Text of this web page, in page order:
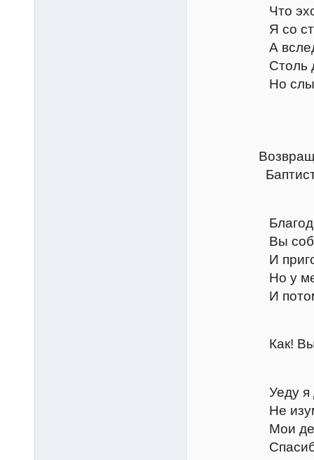
Что эхо в
Я со стыда
А вслед за
Столь дикой
Но
Баптиста,
Благодарю
Вы
И
Но у меня по
И потому я
Как! Вы
Уеду я до
Не
Мои дела -
Спасибо